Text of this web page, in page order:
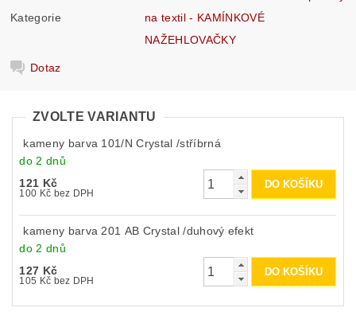
Kategorie
na textil - KAMÍNKOVÉ
NAŽEHLOVAČKY
Dotaz
ZVOLTE VARIANTU
kameny barva 101/N Crystal /stříbrná
do 2 dnů
121 Kč
100 Kč bez DPH
kameny barva 201 AB Crystal /duhový efekt
do 2 dnů
127 Kč
105 Kč bez DPH